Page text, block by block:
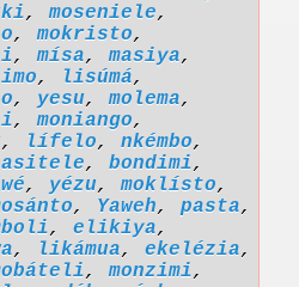
,moseniele,
,mokristo,
,mísa,masiya,
, lisúmá,
, yesu,molema,
,moniango,
, lífelo, nkémbo,
, bondimi,
, yézu,moklísto,
, Yaweh, pasta,
, elikiya,
, likámua, ekelézia,
,monzimi,